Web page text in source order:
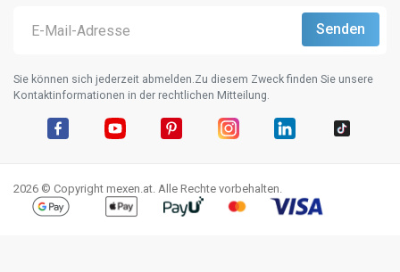
Sie können sich jederzeit abmelden.Zu diesem Zweck finden Sie unsere
Kontaktinformationen in der rechtlichen Mitteilung.
2026 © Copyright mexen.at. Alle Rechte vorbehalten.